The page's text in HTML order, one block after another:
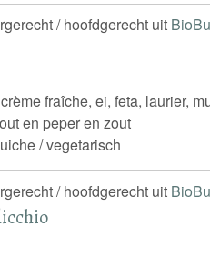
/ hoofdgerecht uit
fraîche, ei, feta, laurier,
en peper en zout
/ vegetarisch
/ hoofdgerecht uit